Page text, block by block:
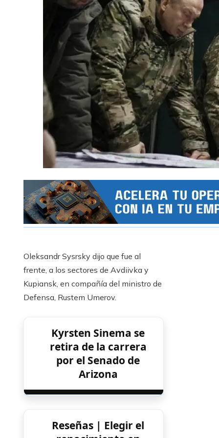
Oleksandr Sysrsky dijo que fue al
frente, a los sectores de Avdiivka y
Kupiansk, en compañía del ministro de
Defensa, Rustem Umerov.
Kyrsten Sinema se
retira de la carrera
por el Senado de
Arizona
Reseñas | Elegir el